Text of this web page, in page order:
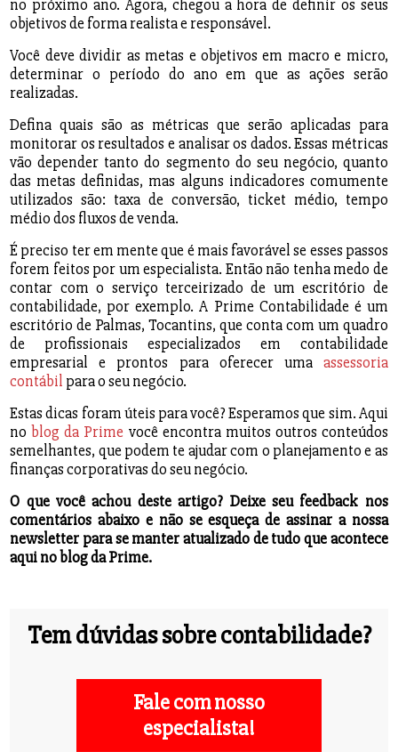
no próximo ano. Agora, chegou a hora de definir os seus
objetivos de forma realista e responsável.
Você deve dividir as metas e objetivos em macro e micro,
determinar o período do ano em que as ações serão
realizadas.
Defina quais são as métricas que serão aplicadas para
monitorar os resultados e analisar os dados. Essas métricas
vão depender tanto do segmento do seu negócio, quanto
das metas definidas, mas alguns indicadores comumente
utilizados são: taxa de conversão, ticket médio, tempo
médio dos fluxos de venda.
É preciso ter em mente que é mais favorável se esses passos
forem feitos por um especialista. Então não tenha medo de
contar com o serviço terceirizado de um escritório de
contabilidade, por exemplo. A Prime Contabilidade é um
escritório de Palmas, Tocantins, que conta com um quadro
de profissionais especializados em contabilidade
empresarial e prontos para oferecer uma assessoria
contábil para o seu negócio.
Estas dicas foram úteis para você? Esperamos que sim. Aqui
no blog da Prime você encontra muitos outros conteúdos
semelhantes, que podem te ajudar com o planejamento e as
finanças corporativas do seu negócio.
O que você achou deste artigo? Deixe seu feedback nos
comentários abaixo e não se esqueça de assinar a nossa
newsletter para se manter atualizado de tudo que acontece
aqui no blog da Prime.
Tem dúvidas sobre contabilidade?
Fale com nosso
especialista!